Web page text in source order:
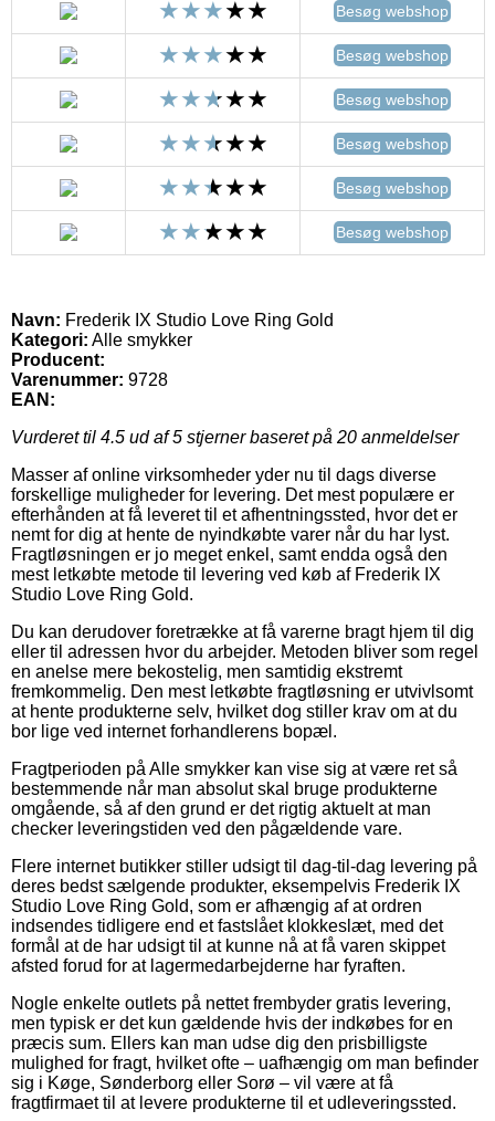
Besøg webshop
Besøg webshop
Besøg webshop
Besøg webshop
Besøg webshop
Besøg webshop
Navn: Frederik IX Studio Love Ring Gold
Kategori: Alle smykker
Producent:
Varenummer: 9728
EAN:
Vurderet til 4.5 ud af 5 stjerner baseret på 20 anmeldelser
Masser af online virksomheder yder nu til dags diverse
forskellige muligheder for levering. Det mest populære er
efterhånden at få leveret til et afhentningssted, hvor det er
nemt for dig at hente de nyindkøbte varer når du har lyst.
Fragtløsningen er jo meget enkel, samt endda også den
mest letkøbte metode til levering ved køb af Frederik IX
Studio Love Ring Gold.
Du kan derudover foretrække at få varerne bragt hjem til dig
eller til adressen hvor du arbejder. Metoden bliver som regel
en anelse mere bekostelig, men samtidig ekstremt
fremkommelig. Den mest letkøbte fragtløsning er utvivlsomt
at hente produkterne selv, hvilket dog stiller krav om at du
bor lige ved internet forhandlerens bopæl.
Fragtperioden på Alle smykker kan vise sig at være ret så
bestemmende når man absolut skal bruge produkterne
omgående, så af den grund er det rigtig aktuelt at man
checker leveringstiden ved den pågældende vare.
Flere internet butikker stiller udsigt til dag-til-dag levering på
deres bedst sælgende produkter, eksempelvis Frederik IX
Studio Love Ring Gold, som er afhængig af at ordren
indsendes tidligere end et fastslået klokkeslæt, med det
formål at de har udsigt til at kunne nå at få varen skippet
afsted forud for at lagermedarbejderne har fyraften.
Nogle enkelte outlets på nettet frembyder gratis levering,
men typisk er det kun gældende hvis der indkøbes for en
præcis sum. Ellers kan man udse dig den prisbilligste
mulighed for fragt, hvilket ofte – uafhængig om man befinder
sig i Køge, Sønderborg eller Sorø – vil være at få
fragtfirmaet til at levere produkterne til et udleveringssted.